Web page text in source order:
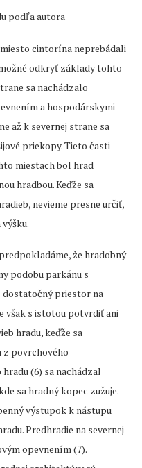
podľa autora
cintorína neprebádali
odkryť základy tohto
sa nachádzalo
a hospodárskymi
až k severnej strane sa
priekopy. Tieto časti
miestach bol hrad
hradbou. Keďže sa
nevieme presne určiť,
že hradobný
podobu parkánu s
dostatočný priestor na
však s istotou potvrdiť ani
hradu, keďže sa
z povrchového
(6) sa nachádzal
sa hradný kopec zužuje.
výstupok k nástupu
Predhradie na severnej
opevnením (7).